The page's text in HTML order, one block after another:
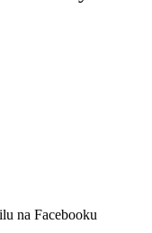
na Facebooku